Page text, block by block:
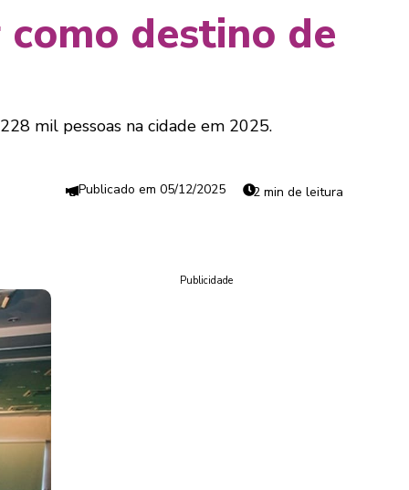
destino de
mil pessoas na cidade em 2025.
05/12/2025 2 min de leitura
Publicidade